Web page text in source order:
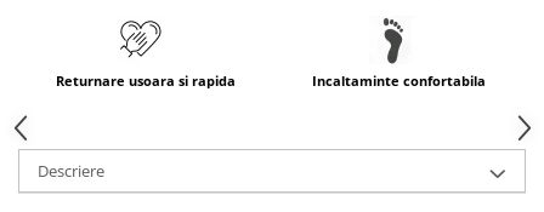
Returnare usoara si rapida Incaltaminte confortabila
Descriere